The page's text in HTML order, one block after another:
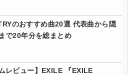
のおすすめ曲20選 代表曲から隠
で20年分を総まとめ
レビュー】EXILE 『EXILE